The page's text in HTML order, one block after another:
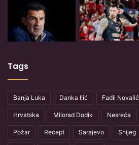
Tags
Banja Luka Danka Ilić Fadil Novalić
Hrvatska Milorad Dodik Nesreća
Požar Recept Sarajevo Snijeg